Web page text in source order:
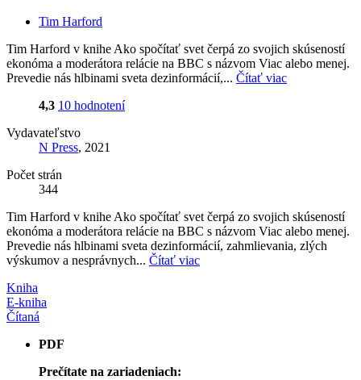
Tim Harford
Tim Harford v knihe Ako spočítať svet čerpá zo svojich skúseností
ekonóma a moderátora relácie na BBC s názvom Viac alebo menej.
Prevedie nás hlbinami sveta dezinformácií,... Čítať viac
4,3 10 hodnotení
Vydavateľstvo
N Press, 2021
Počet strán
344
Tim Harford v knihe Ako spočítať svet čerpá zo svojich skúseností
ekonóma a moderátora relácie na BBC s názvom Viac alebo menej.
Prevedie nás hlbinami sveta dezinformácií, zahmlievania, zlých
výskumov a nesprávnych... Čítať viac
Kniha
E-kniha
Čítaná
PDF
Prečítate na zariadeniach: